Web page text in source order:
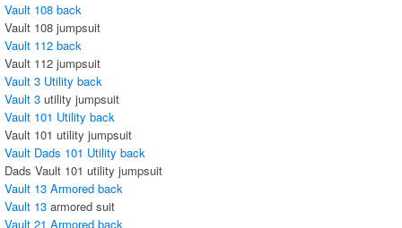
Vault 108 back
Vault 108 jumpsuit
Vault 112 back
Vault 112 jumpsuit
Vault 3 Utility back
Vault 3 utility jumpsuit
Vault 101 Utility back
Vault 101 utility jumpsuit
Vault Dads 101 Utility back
Dads Vault 101 utility jumpsuit
Vault 13 Armored back
Vault 13 armored suit
Vault 21 Armored back